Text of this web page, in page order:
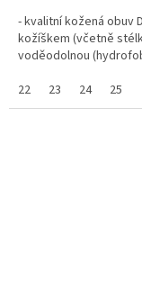
- kvalitní kožená obuv
kožíškem (včetně
voděodolnou
22
23 24 25